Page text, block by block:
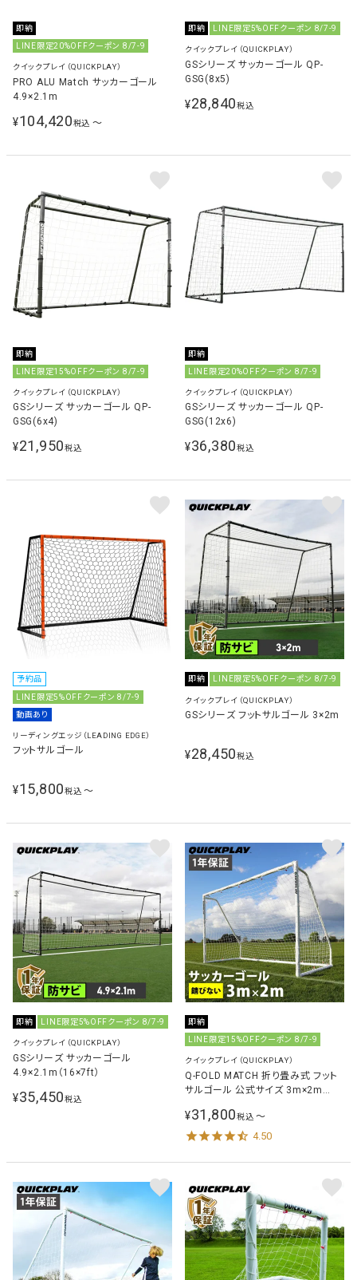
即納
LINE限定20%OFFクーポン 8/7-9
クイックプレイ（QUICKPLAY）
PRO ALU Match サッカーゴール
4.9×2.1m
¥104,420税込 〜
即納 LINE限定5%OFFクーポン 8/7-9
クイックプレイ（QUICKPLAY）
GSシリーズ サッカーゴール QP-
GSG(8x5)
¥28,840税込
即納
LINE限定15%OFFクーポン 8/7-9
クイックプレイ（QUICKPLAY）
GSシリーズ サッカーゴール QP-
GSG(6x4)
¥21,950税込
即納
LINE限定20%OFFクーポン 8/7-9
クイックプレイ（QUICKPLAY）
GSシリーズ サッカーゴール QP-
GSG(12x6)
¥36,380税込
予約品
LINE限定5%OFFクーポン 8/7-9
動画あり
リーディングエッジ（LEADING EDGE）
フットサルゴール
¥15,800税込 〜
即納 LINE限定5%OFFクーポン 8/7-9
クイックプレイ（QUICKPLAY）
GSシリーズ フットサルゴール 3×2m
¥28,450税込
即納 LINE限定5%OFFクーポン 8/7-9
クイックプレイ（QUICKPLAY）
GSシリーズ サッカーゴール
4.9×2.1m（16×7ft）
¥35,450税込
即納
LINE限定15%OFFクーポン 8/7-9
クイックプレイ（QUICKPLAY）
Q-FOLD MATCH 折り畳み式 フット
サルゴール 公式サイズ 3m×2m
¥31,800税込 〜
4.50